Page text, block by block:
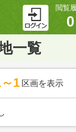
閲覧
0
一覧
1 区画を表示